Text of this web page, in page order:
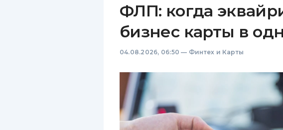
ФЛП: когда
бизнес карты в
04.08.2026, 06:50 — Финтех и Карты